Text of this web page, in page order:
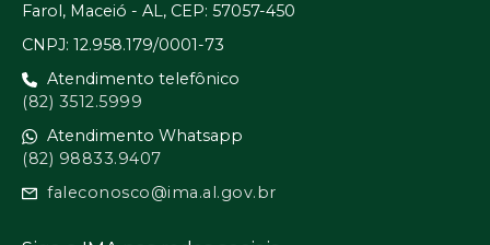
Farol, Maceió - AL, CEP: 57057-450
CNPJ: 12.958.179/0001-73
Atendimento telefônico
(82) 3512.5999
Atendimento Whatsapp
(82) 98833.9407
faleconosco@ima.al.gov.br